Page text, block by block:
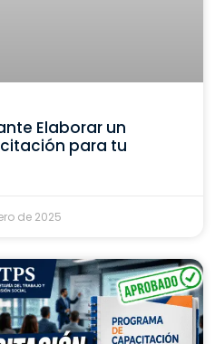
Elaborar un
para tu
de 2025